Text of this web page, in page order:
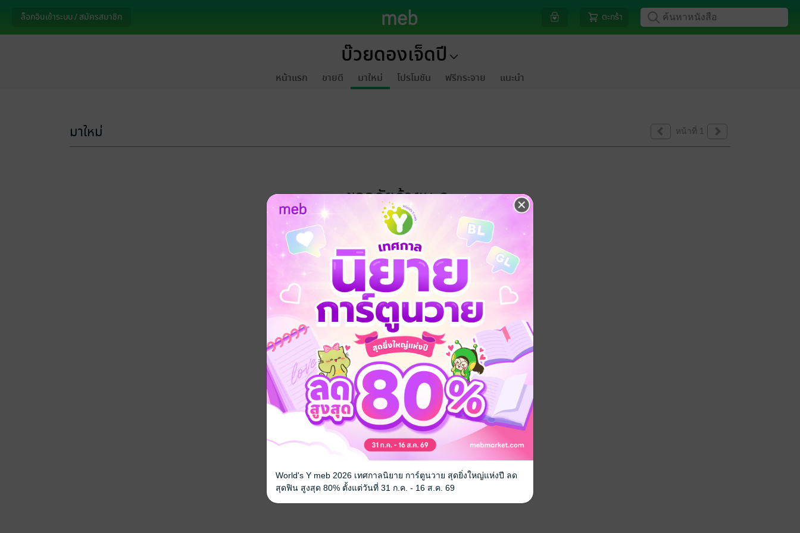
ล็อกอินเข้าระบบ / สมัครสมาชิก ตะกร้า
บ๊วยดองเจ็ดปี
หน้าแรก ขายดี มาใหม่ โปรโมชัน ฟรีกระจาย แนะนำ
มาใหม่ หน้าที่ 1
ขออภัยด้วยนะคะ
ไม่พบข้อมูลในหัวข้อที่คุณกำลังชมค่ะ
World's Y meb 2026 เทศกาลนิยาย การ์ตูนวาย สุดยิ่งใหญ่แห่งปี ลด
สุดฟิน สูงสุด 80% ตั้งแต่วันที่ 31 ก.ค. - 16 ส.ค. 69